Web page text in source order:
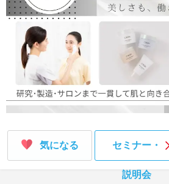
就活時事ニュースを更新
気になる セミナー・
説明会